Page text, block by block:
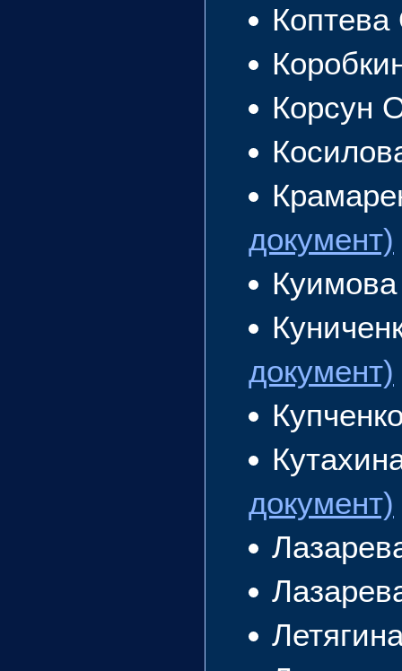
Корсун
документ)
документ)
документ)